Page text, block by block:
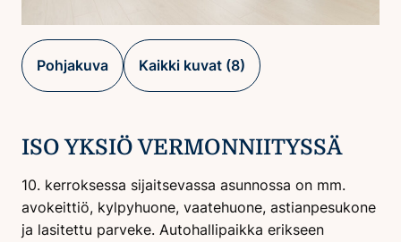
Pohjakuva Kaikki kuvat (8)
ISO YKSIÖ VERMONNIITYSSÄ
10. kerroksessa sijaitsevassa asunnossa on mm.
avokeittiö, kylpyhuone, vaatehuone, astianpesukone
ja lasitettu parveke. Autohallipaikka erikseen